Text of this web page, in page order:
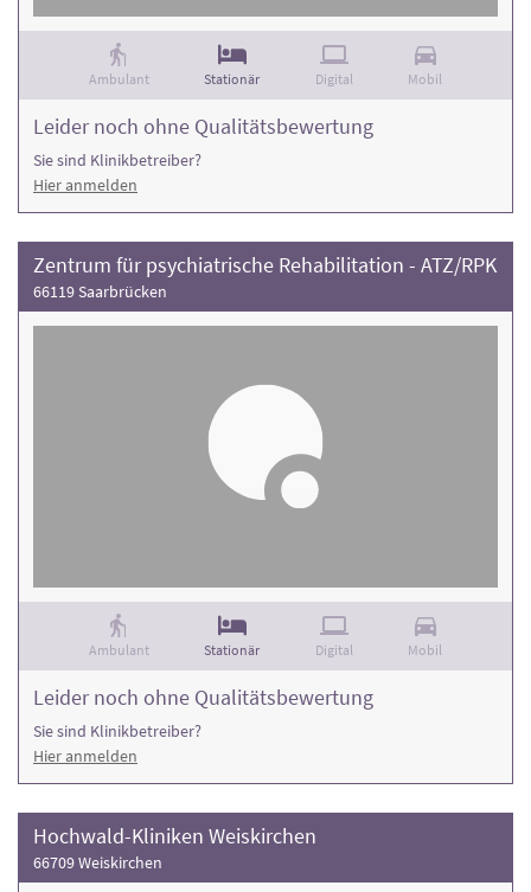
Ambulant Stationär Digital Mobil
Leider noch ohne Qualitätsbewertung
Sie sind Klinikbetreiber?
Hier anmelden
Zentrum für psychiatrische Rehabilitation - ATZ/RPK
66119 Saarbrücken
Ambulant Stationär Digital Mobil
Leider noch ohne Qualitätsbewertung
Sie sind Klinikbetreiber?
Hier anmelden
Hochwald-Kliniken Weiskirchen
66709 Weiskirchen